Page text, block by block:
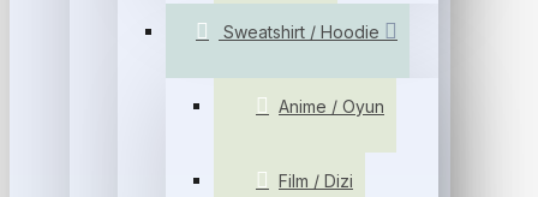
Sweatshirt / Hoodie
Anime / Oyun
Film / Dizi